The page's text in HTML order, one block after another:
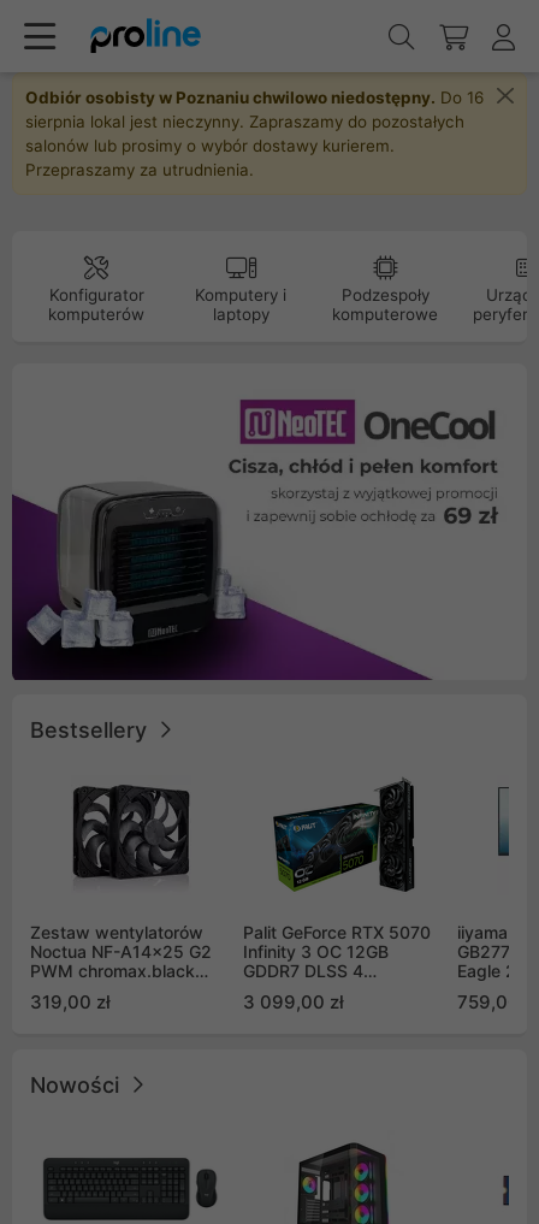
Odbiór osobisty w Poznaniu chwilowo niedostępny. Do 16
sierpnia lokal jest nieczynny. Zapraszamy do pozostałych
salonów lub prosimy o wybór dostawy kurierem.
Przepraszamy za utrudnienia.
Konfigurator
komputerów
Komputery i
laptopy
Podzespoły
komputerowe
Bestsellery
Zestaw wentylatorów
Noctua NF-A14x25 G2
PWM chromax.black
Push Pull (2szt)
319,00 zł
Palit GeForce RTX 5070
Infinity 3 OC 12GB
GDDR7 DLSS 4
GB2050S)
3 099,00 zł
iiyama G-
Eagle 27"
759,00 zł
Nowości